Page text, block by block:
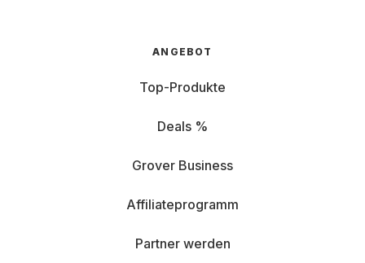
ANGEBOT
Top-Produkte
Deals %
Grover Business
Affiliateprogramm
Partner werden